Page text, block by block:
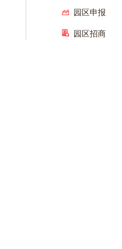
园区申报
园区招商